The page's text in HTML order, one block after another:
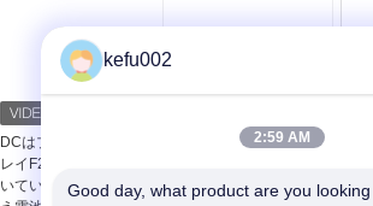
DCはプラグ アンド プ
レイF2ターミナルが付
いているSLAの取り替
6.4v 6Ah SLAの取り替
の小さいリチウム イオ
kefu002
2:59 AM
Good day, what product are you looking